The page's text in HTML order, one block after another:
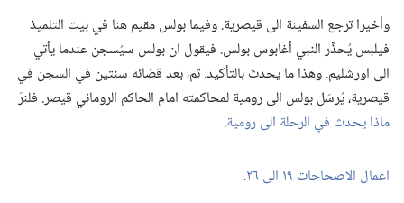
وأخيرا ترجع السفينة الى قيصرية.‏ وفيما بولس مقيم هنا في بيت التلميذ
فيلبس يُحذِّر النبي أغابوس بولس.‏ فيقول ان بولس سيُسجن عندما يأتي
الى اورشليم.‏ وهذا ما يحدث بالتأكيد.‏ ثم،‏ بعد قضائه سنتين في السجن في
قيصرية،‏ يُرسَل بولس الى رومية لمحاكمته امام الحاكم الروماني قيصر.‏ فلنرَ
ماذا يحدث في الرحلة الى رومية‏.‏
اعمال الاصحاحات ١٩ الى ٢٦ ‏.‏